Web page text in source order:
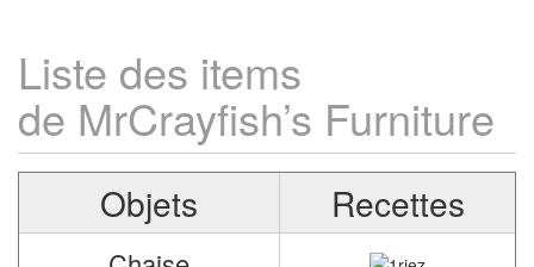
Liste des items
de MrCrayfish’s Furniture
Objets Recettes